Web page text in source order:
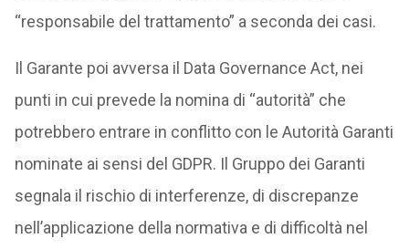
“responsabile del trattamento” a seconda dei casi.
Il Garante poi avversa il Data Governance Act, nei
punti in cui prevede la nomina di “autorità” che
potrebbero entrare in conflitto con le Autorità Garanti
nominate ai sensi del GDPR. Il Gruppo dei Garanti
segnala il rischio di interferenze, di discrepanze
nell’applicazione della normativa e di difficoltà nel